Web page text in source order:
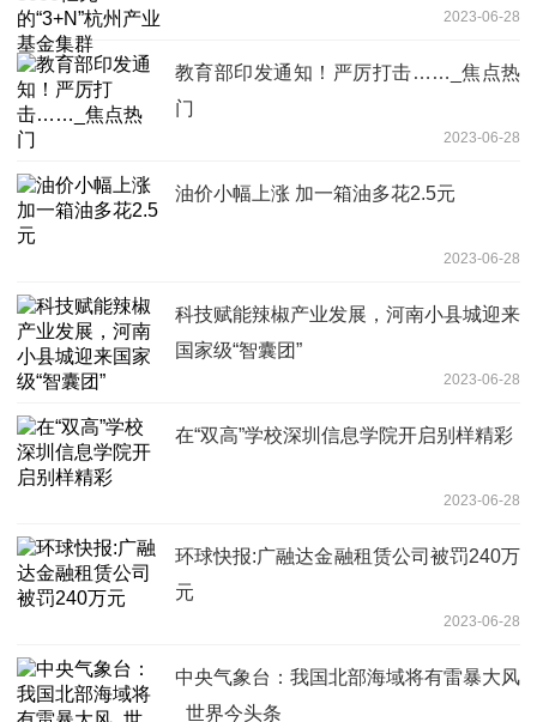
2023-06-28
教育部印发通知！严厉打击……_焦点热
门
2023-06-28
油价小幅上涨 加一箱油多花2.5元
2023-06-28
科技赋能辣椒产业发展，河南小县城迎来
国家级“智囊团”
2023-06-28
在“双高”学校深圳信息学院开启别样精彩
2023-06-28
环球快报:广融达金融租赁公司被罚240万
元
2023-06-28
中央气象台：我国北部海域将有雷暴大风
_世界今头条